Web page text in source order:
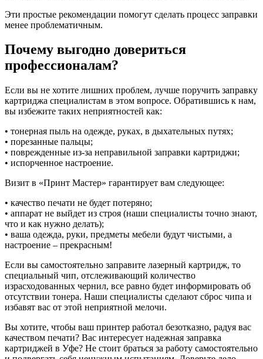
Эти простые рекомендации помогут сделать процесс заправки
менее проблематичным.
Почему выгодно довериться
профессионалам?
Если вы не хотите лишних проблем, лучше поручить заправку
картриджа специалистам в этом вопросе. Обратившись к нам,
вы избежите таких неприятностей как:
• тонерная пыль на одежде, руках, в дыхательных путях;
• порезанные пальцы;
• поврежденные из-за неправильной заправки картриджи;
• испорченное настроение.
Визит в «Принт Мастер» гарантирует вам следующее:
• качество печати не будет потеряно;
• аппарат не выйдет из строя (наши специалисты точно знают,
что и как нужно делать);
• ваша одежда, руки, предметы мебели будут чистыми, а
настроение – прекрасным!
Если вы самостоятельно заправите лазерный картридж, то
специальный чип, отслеживающий количество
израсходованных чернил, все равно будет информировать об
отсутствии тонера. Наши специалисты сделают сброс чипа и
избавят вас от этой неприятной мелочи.
Вы хотите, чтобы ваш принтер работал безотказно, радуя вас
качеством печати? Вас интересует надежная заправка
картриджей в Уфе? Не стоит браться за работу самостоятельно